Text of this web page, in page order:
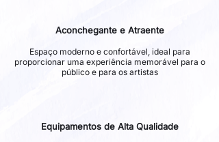
Aconchegante e Atraente
Espaço moderno e confortável, ideal para
proporcionar uma experiência memorável para o
público e para os artistas
Equipamentos de Alta Qualidade